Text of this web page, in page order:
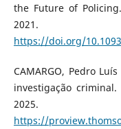
the Future of
https://doi.org/
CAMARGO, Pedro
investigação
2025.
https://